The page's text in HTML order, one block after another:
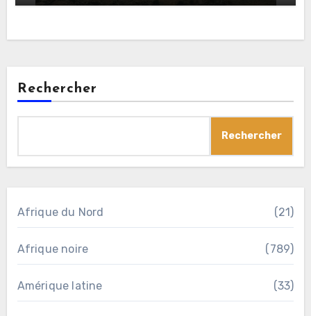
Rechercher
Rechercher
Afrique du Nord (21)
Afrique noire (789)
Amérique latine (33)